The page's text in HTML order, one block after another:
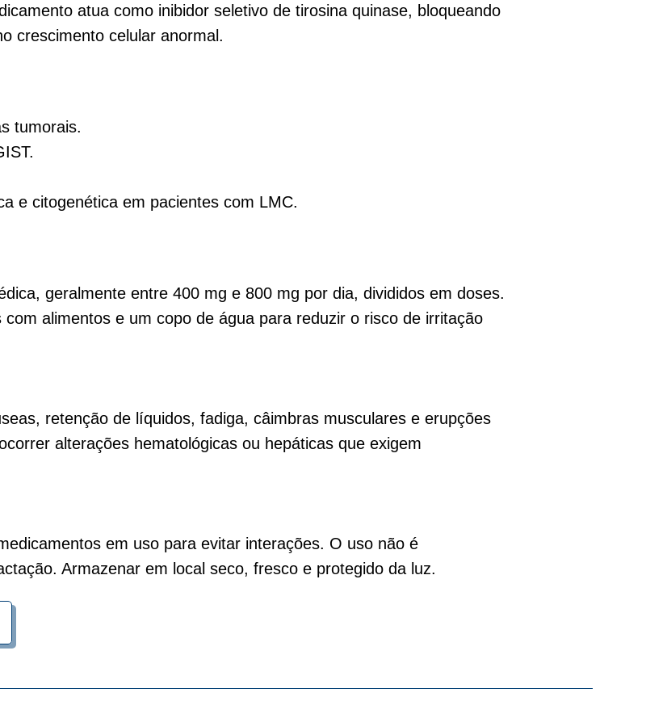
atua como inibidor seletivo de tirosina quinase, bloqueando
crescimento celular anormal.
tumorais.
e citogenética em pacientes com LMC.
geralmente entre 400 mg e 800 mg por dia, divididos em doses.
alimentos e um copo de água para reduzir o risco de irritação
retenção de líquidos, fadiga, câimbras musculares e erupções
alterações hematológicas ou hepáticas que exigem
em uso para evitar interações. O uso não é
Armazenar em local seco, fresco e protegido da luz.